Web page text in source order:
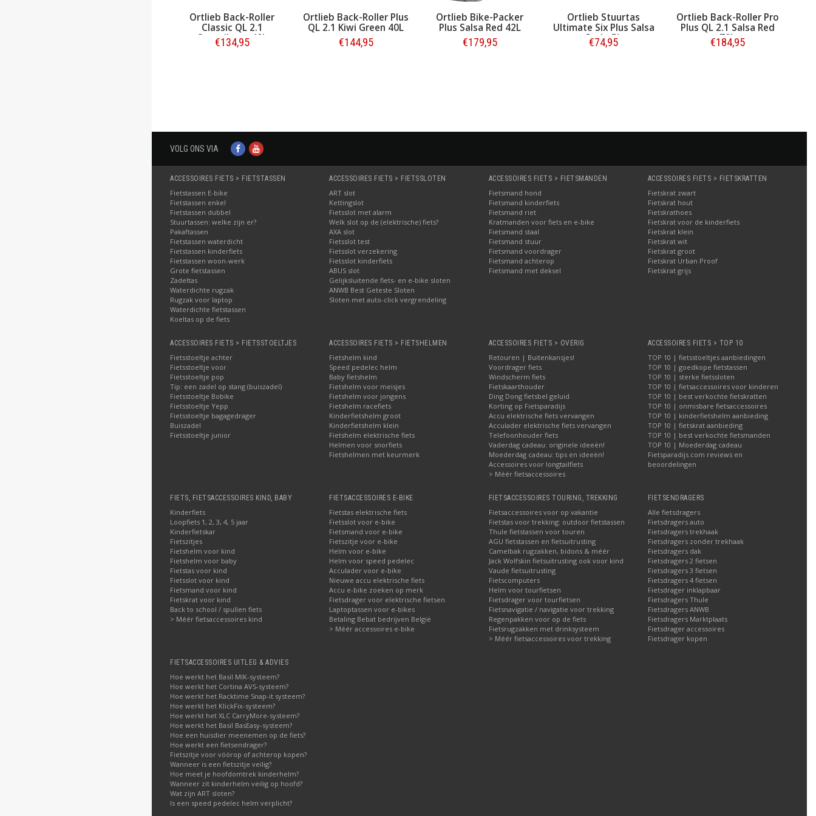
Ortlieb Back-Roller
Classic QL 2.1
Sunyellow - 40L
€134,95
Ortlieb Back-Roller Plus
QL 2.1 Kiwi Green 40L
€144,95
Ortlieb Bike-Packer
Plus Salsa Red 42L
€179,95
Ortlieb Stuurtas
Ultimate Six Plus Salsa
Red - 5L
€74,95
Ortlieb Back-Roller Pro
Plus QL 2.1 Salsa Red
70L
€184,95
VOLG ONS VIA
ACCESSOIRES FIETS > FIETSTASSEN
Fietstassen E-bike
Fietstassen enkel
Fietstassen dubbel
Stuurtassen: welke zijn er?
Pakaftassen
Fietstassen waterdicht
Fietstassen kinderfiets
Fietstassen woon-werk
Grote fietstassen
Zadeltas
Waterdichte rugzak
Rugzak voor laptop
Waterdichte fietstassen
Koeltas op de fiets
ACCESSOIRES FIETS > FIETSSLOTEN
ART slot
Kettingslot
Fietsslot met alarm
Welk slot op de (elektrische) fiets?
AXA slot
Fietsslot test
Fietsslot verzekering
Fietsslot kinderfiets
ABUS slot
Gelijksluitende fiets- en e-bike sloten
ANWB Best Geteste Sloten
Sloten met auto-click vergrendeling
ACCESSOIRES FIETS > FIETSMANDEN
Fietsmand hond
Fietsmand kinderfiets
Fietsmand riet
Kratmanden voor fiets en e-bike
Fietsmand staal
Fietsmand stuur
Fietsmand voordrager
Fietsmand achterop
Fietsmand met deksel
ACCESSOIRES FIETS > FIETSKRATTEN
Fietskrat zwart
Fietskrat hout
Fietskrathoes
Fietskrat voor de kinderfiets
Fietskrat klein
Fietskrat wit
Fietskrat groot
Fietskrat Urban Proof
Fietskrat grijs
ACCESSOIRES FIETS > FIETSSTOELTJES
Fietsstoeltje achter
Fietsstoeltje voor
Fietsstoeltje pop
Tip: een zadel op stang (buiszadel)
Fietsstoeltje Bobike
Fietsstoeltje Yepp
Fietsstoeltje bagagedrager
Buiszadel
Fietsstoeltje junior
ACCESSOIRES FIETS > FIETSHELMEN
Fietshelm kind
Speed pedelec helm
Baby fietshelm
Fietshelm voor meisjes
Fietshelm voor jongens
Fietshelm racefiets
Kinderfietshelm groot
Kinderfietshelm klein
Fietshelm elektrische fiets
Helmen voor snorfiets
Fietshelmen met keurmerk
ACCESSOIRES FIETS > OVERIG
Retouren | Buitenkansjes!
Voordrager fiets
Windscherm fiets
Fietskaarthouder
Ding Dong fietsbel geluid
Korting op Fietsparadijs
Accu elektrische fiets vervangen
Acculader elektrische fiets vervangen
Telefoonhouder fiets
Vaderdag cadeau: originele ideeën!
Moederdag cadeau: tips en ideeën!
Accessoires voor longtailfiets
> Méér fietsaccessoires
ACCESSOIRES FIETS > TOP 10
TOP 10 | fietsstoeltjes aanbiedingen
TOP 10 | goedkope fietstassen
TOP 10 | sterke fietssloten
TOP 10 | fietsaccessoires voor kinderen
TOP 10 | best verkochte fietskratten
TOP 10 | onmisbare fietsaccessoires
TOP 10 | kinderfietshelm aanbieding
TOP 10 | fietskrat aanbieding
TOP 10 | best verkochte fietsmanden
TOP 10 | Moederdag cadeau
Fietsparadijs.com reviews en
beoordelingen
FIETS, FIETSACCESSOIRES KIND, BABY
Kinderfiets
Loopfiets 1, 2, 3, 4, 5 jaar
Kinderfietskar
Fietszitjes
Fietshelm voor kind
Fietshelm voor baby
Fietstas voor kind
Fietsslot voor kind
Fietsmand voor kind
Fietskrat voor kind
Back to school / spullen fiets
> Méér fietsaccessoires kind
FIETSACCESSOIRES E-BIKE
Fietstas elektrische fiets
Fietsslot voor e-bike
Fietsmand voor e-bike
Fietszitje voor e-bike
Helm voor e-bike
Helm voor speed pedelec
Acculader voor e-bike
Nieuwe accu elektrische fiets
Accu e-bike zoeken op merk
Fietsdrager voor elektrische fietsen
Laptoptassen voor e-bikes
Betaling Bebat bedrijven België
> Méér accessoires e-bike
FIETSACCESSOIRES TOURING, TREKKING
Fietsaccessoires voor op vakantie
Fietstas voor trekking: outdoor fietstassen
Thule fietstassen voor touren
AGU fietstassen en fietsuitrusting
Camelbak rugzakken, bidons & méér
Jack Wolfskin fietsuitrusting ook voor kind
Vaude fietsuitrusting
Fietscomputers
Helm voor tourfietsen
Fietsdrager voor tourfietsen
Fietsnavigatie / navigatie voor trekking
Regenpakken voor op de fiets
Fietsrugzakken met drinksysteem
> Méér fietsaccessoires voor trekking
FIETSENDRAGERS
Alle fietsdragers
Fietsdragers auto
Fietsdragers trekhaak
Fietsdragers zonder trekhaak
Fietsdragers dak
Fietsdragers 2 fietsen
Fietsdragers 3 fietsen
Fietsdragers 4 fietsen
Fietsdrager inklapbaar
Fietsdragers Thule
Fietsdragers ANWB
Fietsdragers Marktplaats
Fietsdrager accessoires
Fietsdrager kopen
FIETSACCESSOIRES UITLEG & ADVIES
Hoe werkt het Basil MIK-systeem?
Hoe werkt het Cortina AVS-systeem?
Hoe werkt het Racktime Snap-it systeem?
Hoe werkt het KlickFix-systeem?
Hoe werkt het XLC CarryMore-systeem?
Hoe werkt het Basil BasEasy-systeem?
Hoe een huisdier meenemen op de fiets?
Hoe werkt een fietsendrager?
Fietszitje voor vóórop of achterop kopen?
Wanneer is een fietszitje veilig?
Hoe meet je hoofdomtrek kinderhelm?
Wanneer zit kinderhelm veilig op hoofd?
Wat zijn ART sloten?
Is een speed pedelec helm verplicht?